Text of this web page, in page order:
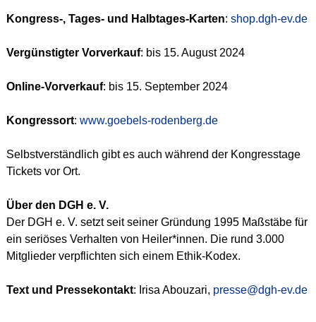
Kongress-, Tages- und Halbtages-Karten: shop.dgh-ev.de
Vergünstigter Vorverkauf: bis 15. August 2024
Online-Vorverkauf: bis 15. September 2024
Kongressort: www.goebels-rodenberg.de
Selbstverständlich gibt es auch während der Kongresstage
Tickets vor Ort.
Über den DGH e. V.
Der DGH e. V. setzt seit seiner Gründung 1995 Maßstäbe für
ein seriöses Verhalten von Heiler*innen. Die rund 3.000
Mitglieder verpflichten sich einem Ethik-Kodex.
Text und Pressekontakt: Irisa Abouzari, presse@dgh-ev.de